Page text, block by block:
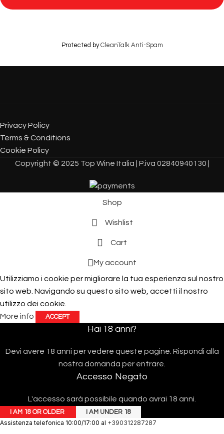
Protected byCleanTalk Anti-Spam
Privacy Policy
Terms & Conditions
Cookie Policy
Copyright © 2025 Top Wine Italia | P.iva 02840940130 |
Shop
Wishlist
Cart
My account
Utilizziamo i cookie per migliorare la tua esperienza sul nostro
sito web. Navigando su questo sito web, accetti il ​​nostro
utilizzo dei cookie.
More info
ACCEPT
Hai 18 anni?
Devi avere 18 anni per vedere queste pagine. Rispondi alla
nostra domanda per entrare.
Accesso Negato
L'accesso sarà possibile quando avrai 18 anni.
I AM 18 OR OLDER I AM UNDER 18
Assistenza telefonica 10:00/17:00 al +390312287287